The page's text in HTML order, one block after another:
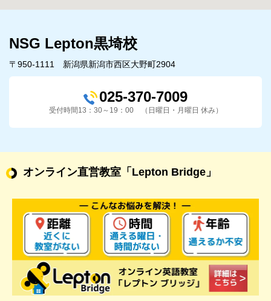
NSG Lepton黒埼校
〒950-1111 新潟県新潟市西区大野町2904
025-370-7009
受付時間13：30～19：00 （日曜日・月曜日 休み）
オンライン直営教室 「Lepton Bridge」